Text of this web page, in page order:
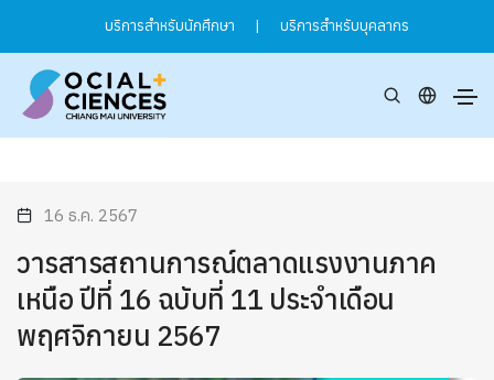
บริการสำหรับนักศึกษา | บริการสำหรับบุคลากร
16 ธ.ค. 2567
วารสารสถานการณ์ตลาดแรงงานภาค
เหนือ ปีที่ 16 ฉบับที่ 11 ประจำเดือน
พฤศจิกายน 2567